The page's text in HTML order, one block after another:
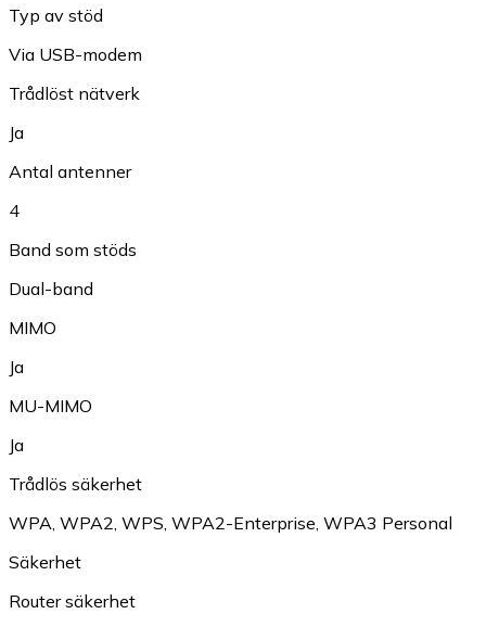
Typ av stöd
Via USB-modem
Trådlöst nätverk
Ja
Antal antenner
4
Band som stöds
Dual-band
MIMO
Ja
MU-MIMO
Ja
Trådlös säkerhet
WPA WPA2 WPS WPA2-Enterprise WPA3 Personal
Säkerhet
Router säkerhet